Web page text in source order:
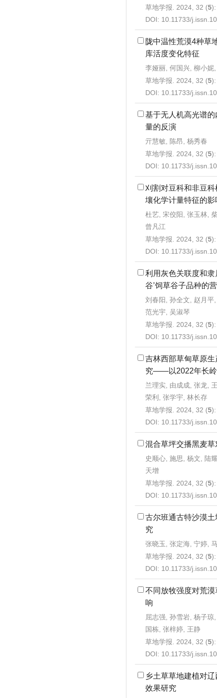
草地学报. 2024, 32 (5
DOI: 10.11733/
陇中温性荒漠4种草
库活度变化特征
李娅丽, 何国兴, 柳小妮
草地学报. 2024, 32 (5
DOI: 10.11733/
基于无人机高光谱
量的反演
亓慧敏, 陈昂, 杨秀春
草地学报. 2024, 32 (5
DOI: 10.11733/
刈割对豆科和非豆
壤化学计量特征的影
杜艺, 宋佼阳, 张玉林,
曾凡江
草地学报. 2024, 32 (5
DOI: 10.11733/
利用灰色关联度和
谷’饲草谷子品种的
刘春阳, 孙全文, 赵月平
范光宇, 吴淑琴
草地学报. 2024, 32 (5
DOI: 10.11733/
吉林西部草甸草原
究——以2022年长岭
兰理实, 由成成, 张龙,
荣利, 张学宇, 林长存
草地学报. 2024, 32 (5
DOI: 10.11733/
混合草坪交播黑麦
史顺心, 施思, 杨文, 陆
天增
草地学报. 2024, 32 (5
DOI: 10.11733/
古尔班通古特沙漠
究
张晓玉, 张定海, 宁婷,
草地学报. 2024, 32 (5
DOI: 10.11733/
不同放牧强度对荒
响
屈志强, 孙雪岩, 杨子
国栋, 张梓婷, 王静
草地学报. 2024, 32 (5
DOI: 10.11733/
乡土草草地建植对
效果研究